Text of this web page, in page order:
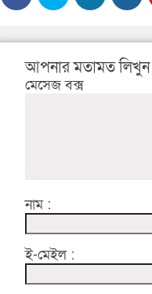
আপনার মতামত লিখুন
মেসেজ বক্স
নাম :
ই-মেইল :